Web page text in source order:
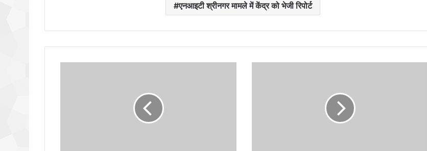
एनआइटी श्रीनगर मामले में केंद्र को भेजी रिपोर्ट